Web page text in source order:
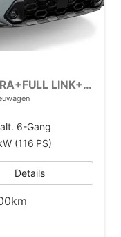
Style Family SHZ+ACC+KAMERA+FULL LINK+KLIMA+LED+16" ALU
6-Gang
(116 PS)
Details